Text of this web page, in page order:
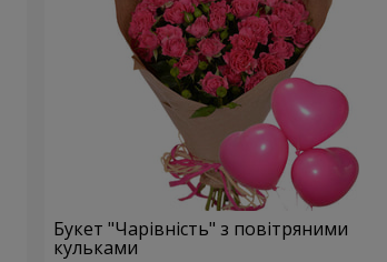
Букет "Чарівність" з повітряними
кульками